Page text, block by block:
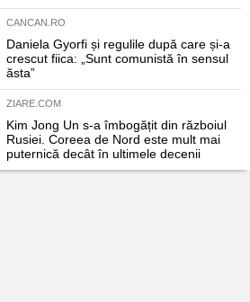
CANCAN.RO
Daniela Gyorfi și regulile după care și-a
crescut fiica: „Sunt comunistă în sensul
ăsta”
ZIARE.COM
Kim Jong Un s-a îmbogățit din războiul
Rusiei. Coreea de Nord este mult mai
puternică decât în ultimele decenii